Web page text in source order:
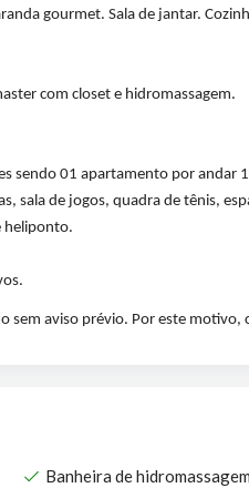
gourmet. Sala de jantar.
com closet e hidromassagem.
sendo 01 apartamento por andar
sala de jogos, quadra de tênis,
heliponto.
sem aviso prévio. Por este
Banheira de hidromassagem